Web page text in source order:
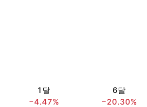
1달
−4.47%
6달
−20.30%